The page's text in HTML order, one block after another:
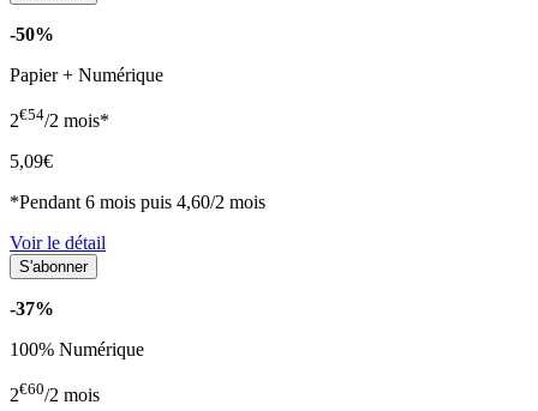
-50%
Papier + Numérique
2€54/2 mois*
5,09€
*Pendant 6 mois puis 4,60/2 mois
Voir le détail
-37%
100% Numérique
2€60/2 mois